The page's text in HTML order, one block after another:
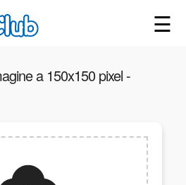
☰
a 150x150 pixel -